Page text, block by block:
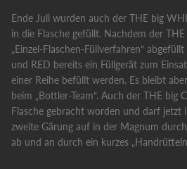
Ende Juli wurden auch der THE big
in die Flasche gefüllt. Nachdem der
„Einzel-Flaschen-Füllverfahren“
und RED bereits ein Füllgerät zum
einer Reihe befüllt werden. Es bleibt
beim „Bottler-Team“. Auch der THE big
Flasche gebracht worden und darf jetzt
zweite Gärung auf in der Magnum
ab und an durch ein kurzes